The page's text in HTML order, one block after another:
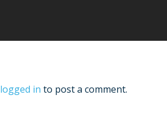
logged in to post a comment.